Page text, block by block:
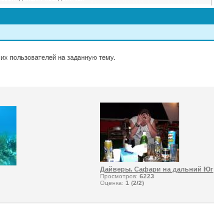
пользователей на заданную тему.
Дайверы. Сафари на дальний Юг
Просмотров: 6223
Оценка: 1 (2/2)